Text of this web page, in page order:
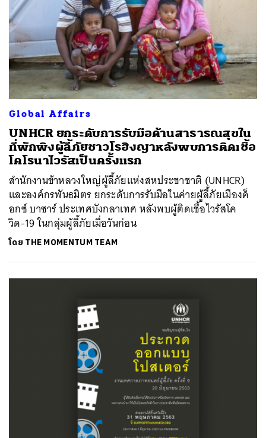
Global Affairs
UNHCR ยกระดับการรับมือด้านสาธารณสุขใน
ที่พักพิงผู้ลี้ภัยชาวโรฮิงญาหลังพบการติดเชื้อ
โคโรนาไวรัสเป็นครั้งแรก
สำนักงานข้าหลวงใหญ่ผู้ลี้ภัยแห่งสหประชาชาติ (UNHCR)
และองค์กรพันธมิตร ยกระดับการรับมือในค่ายผู้ลี้ภัยเมืองค็
อกซ์ บาซาร์ ประเทศบังกลาเทศ หลังพบผู้ติดเชื้อไวรัสโค
วิด-19 ในกลุ่มผู้ลี้ภัยเมื่อวันก่อน
โดย THE MOMENTUM TEAM